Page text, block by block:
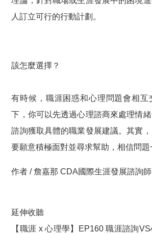
人訂立可行的行動計劃。
該怎麼選擇？
有時候，職涯困惑和心理問題會相互
下，你可以先透過心理諮商來處理情
諮詢獲取具體的職業發展建議。其實
要願意積極面對並尋求幫助，相信問題
作者 / 詹嘉那 CDA國際生涯發展諮詢師
延伸收聽
【職涯 x 心理學】
EP160 職涯諮詢